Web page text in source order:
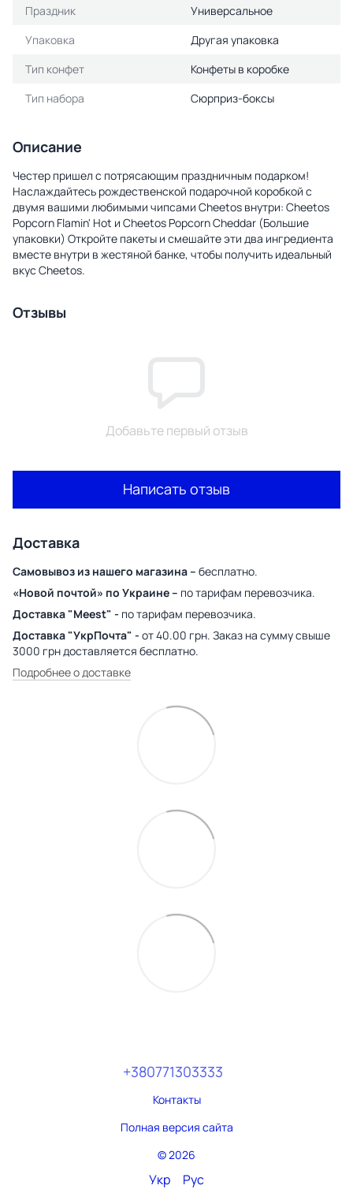
Праздник
Универсальное
Упаковка
Другая упаковка
Тип конфет
Конфеты в коробке
Тип набора
Сюрприз-боксы
Описание
Честер пришел с потрясающим праздничным подарком!
Наслаждайтесь рождественской подарочной коробкой с
двумя вашими любимыми чипсами Cheetos внутри: Cheetos
Popcorn Flamin' Hot и Cheetos Popcorn Cheddar (Большие
упаковки) Откройте пакеты и смешайте эти два ингредиента
вместе внутри в жестяной банке, чтобы получить идеальный
вкус Cheetos.
Отзывы
Добавьте первый отзыв
Написать отзыв
Доставка
Самовывоз из нашего магазина – бесплатно.
«Новой почтой» по Украине – по тарифам перевозчика.
Доставка "Meest" - по тарифам перевозчика.
Доставка "УкрПочта" - от 40.00 грн. Заказ на сумму свыше
3000 грн доставляется бесплатно.
Подробнее о доставке
+380771303333
Контакты
Полная версия сайта
© 2026
Укр Рус